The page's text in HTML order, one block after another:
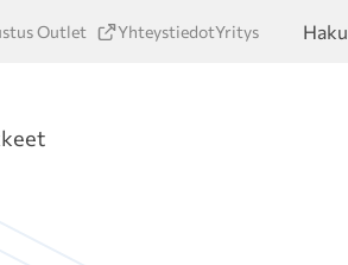
Outlet YhteystiedotYritys
Haku